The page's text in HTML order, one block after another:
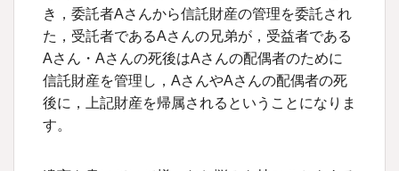
き，委託者Aさんから信託財産の管理を委託され
た，受託者であるAさんの兄弟が，受益者である
Aさん・Aさんの死後はAさんの配偶者のために
信託財産を管理し，AさんやAさんの配偶者の死
後に，上記財産を帰属されるということになりま
す。